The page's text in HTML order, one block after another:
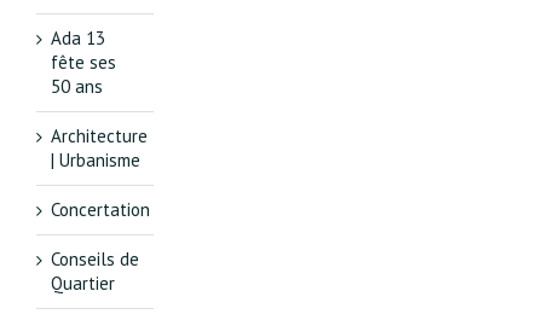
Ada 13
fête ses
50 ans
Architecture
| Urbanisme
Concertation
Conseils de
Quartier